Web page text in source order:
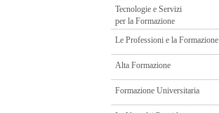
Tecnologie e Servizi
per la Formazione
Le Professioni e la Formazione
Alta Formazione
Formazione Universitaria